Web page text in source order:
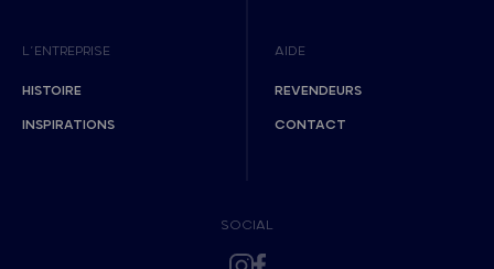
L’ENTREPRISE
HISTOIRE
INSPIRATIONS
AIDE
REVENDEURS
CONTACT
SOCIAL